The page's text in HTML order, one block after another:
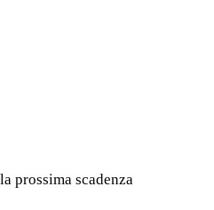
prossima scadenza